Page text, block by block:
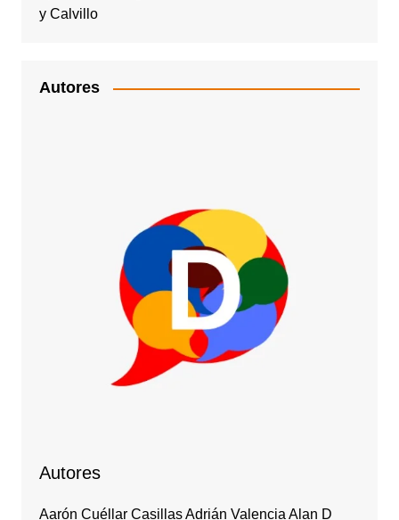
y Calvillo
Autores
Autores
Aarón Cuéllar Casillas Adrián Valencia Alan D